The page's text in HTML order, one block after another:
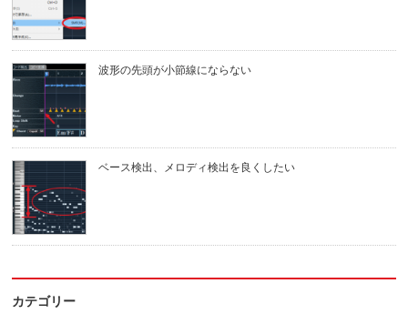
波形の先頭が小節線にならない
ベース検出、メロディ検出を良くしたい
カテゴリー